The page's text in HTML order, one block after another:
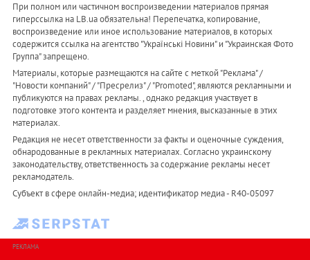
При полном или частичном воспроизведении материалов прямая
гиперссылка на LB.ua обязательна! Перепечатка, копирование,
воспроизведение или иное использование материалов, в которых
содержится ссылка на агентство "Українськi Новини" и "Украинская Фото
Группа" запрещено.
Материалы, которые размещаются на сайте с меткой "Реклама" /
"Новости компаний" / "Пресрелиз" / "Promoted", являются рекламными и
публикуются на правах рекламы. , однако редакция участвует в
подготовке этого контента и разделяет мнения, высказанные в этих
материалах.
Редакция не несет ответственности за факты и оценочные суждения,
обнародованные в рекламных материалах. Согласно украинскому
законодательству, ответственность за содержание рекламы несет
рекламодатель.
Субъект в сфере онлайн-медиа; идентификатор медиа - R40-05097
РЕКЛАМА